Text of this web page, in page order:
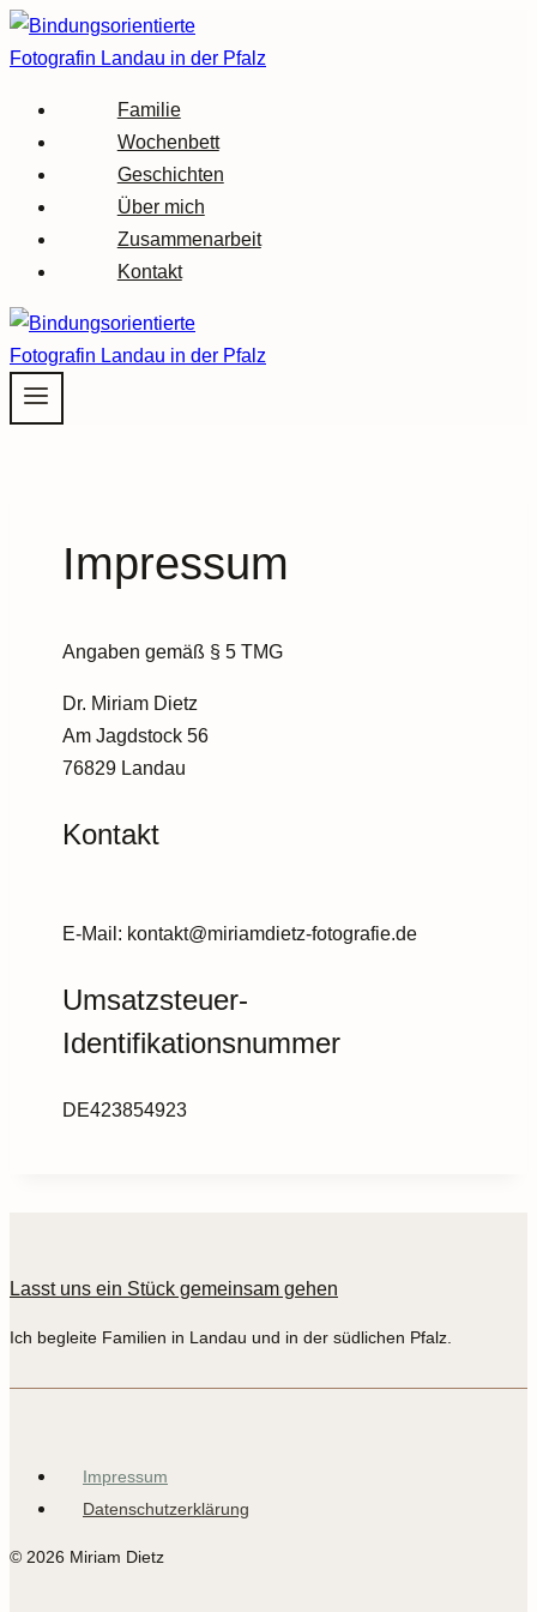
Zum
Inhalt
Familie
Wochenbett
Geschichten
Über mich
Zusammenarbeit
Kontakt
Impressum
Angaben gemäß § 5 TMG
Dr. Miriam Dietz
Am Jagdstock 56
76829 Landau
Kontakt
E-Mail: kontakt@miriamdietz-fotografie.de
Umsatzsteuer-
Identifikationsnummer
DE423854923
Lasst uns ein Stück gemeinsam gehen
Ich begleite Familien in Landau und in der südlichen Pfalz.
Impressum
Datenschutzerklärung
© 2026 Miriam Dietz